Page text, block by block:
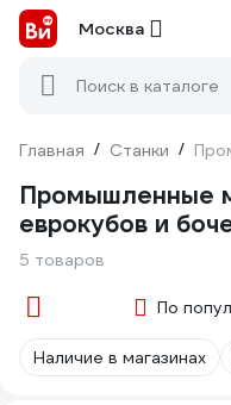
Москва
Поиск в каталоге
Главная / Станки /
Промышленные
еврокубов и
5 товаров
По
Наличие в магазинах